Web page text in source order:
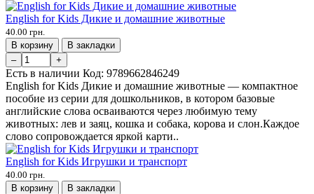
English for Kids Дикие и домашние животные
40.00 грн.
В корзину
В закладки
–
+
Есть в наличии Код: 9789662846249
English for Kids Дикие и домашние животные — компактное
пособие из серии для дошкольников, в котором базовые
английские слова осваиваются через любимую тему
животных: лев и заяц, кошка и собака, корова и слон.Каждое
слово сопровождается яркой карти..
English for Kids Игрушки и транспорт
40.00 грн.
В корзину
В закладки